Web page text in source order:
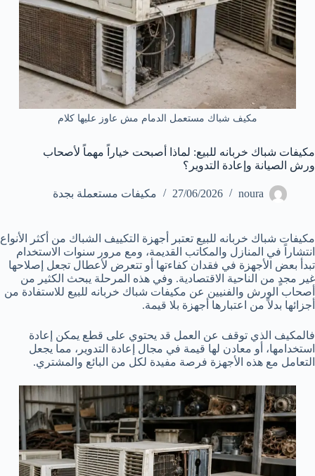
مكيف شباك مستعمل الدمام مش عاوز عليها كلام
مكيفات شباك خربانه للبيع: لماذا أصبحت خياراً مهماً لأصحاب
ورش الصيانة وإعادة التدوير؟
noura
27/06/2026 مكيفات مستعملة بجدة
مكيفات شباك خربانه للبيع تعتبر أجهزة التكييف الشباك من أكثر الأنواع
انتشاراً في المنازل والمكاتب القديمة، ومع مرور سنوات الاستخدام
تبدأ بعض الأجهزة في فقدان كفاءتها أو تتعرض لأعطال تجعل إصلاحها
غير مجدٍ من الناحية الاقتصادية. وفي هذه المرحلة يبحث الكثير من
أصحاب الورش والفنيين عن مكيفات شباك خربانه للبيع للاستفادة من
أجزائها بدلاً من اعتبارها أجهزة بلا قيمة.
فالمكيف الذي توقف عن العمل قد يحتوي على قطع يمكن إعادة
استخدامها، أو معادن لها قيمة في مجال إعادة التدوير، مما يجعل
التعامل مع هذه الأجهزة فرصة مفيدة لكل من البائع والمشتري.